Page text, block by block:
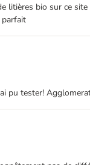
bio sur ce
parfait
tester!